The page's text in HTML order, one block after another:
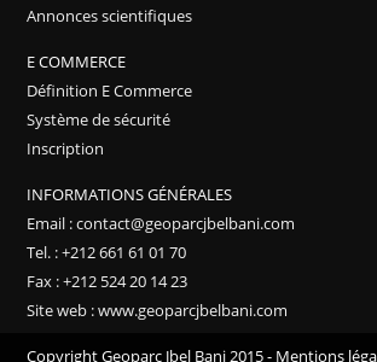
Annonces scientifiques
E COMMERCE
Définition E Commerce
Système de sécurité
Inscription
INFORMATIONS GÉNÉRALES
Email : contact@geoparcjbelbani.com
Tel. : +212 661 61 01 70
Fax : +212 524 20 14 23
Site web : www.geoparcjbelbani.com
Copyright Geoparc Jbel Bani 2015 - Mentions